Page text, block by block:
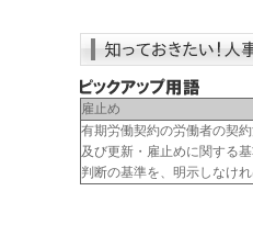
雇止め
有期労働契約の労働者の契
及び更新・雇止めに関する
判断の基準を、明示しなけ